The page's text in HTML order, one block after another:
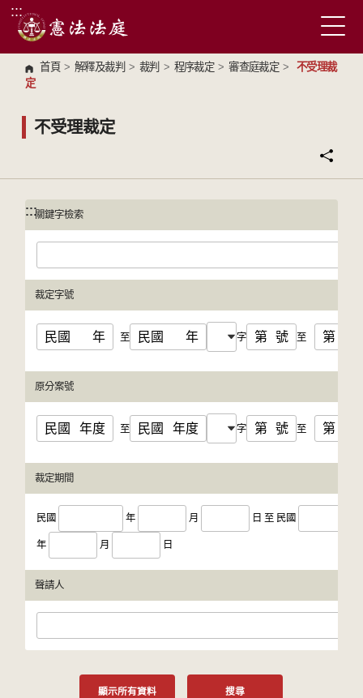
跳到主要內容區塊
:::
首頁 > 解釋及裁判 > 裁判 > 程序裁定 > 審查庭裁定 >
不受理裁
定
不受理裁定
:::
:::關鍵字檢索
裁定字號
民國 年 至 民國 年 字 第 號 至 第
原分案號
民國 年度 至 民國 年度 字 第 號 至 第
裁定期間
民國 年 月 日 至 民國
年 月 日
聲請人
顯示所有資料 搜尋